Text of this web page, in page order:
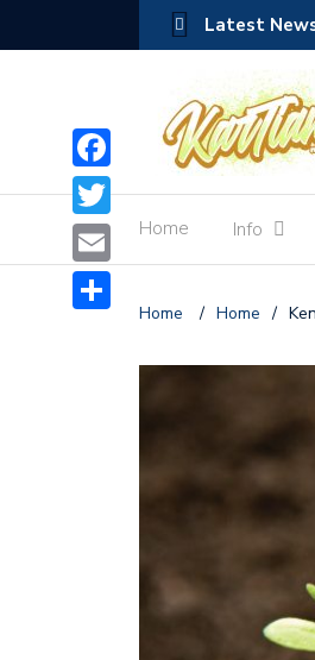
Latest
Home Info
Home / Home /
Facebook
Twitter
Email